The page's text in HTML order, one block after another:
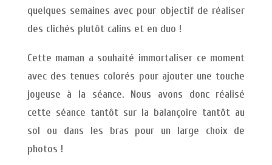
quelques semaines avec pour objectif de réaliser
des clichés plutôt calins et en duo !
Cette maman a souhaité immortaliser ce moment
avec des tenues colorés pour ajouter une touche
joyeuse à la séance. Nous avons donc réalisé
cette séance tantôt sur la balançoire tantôt au
sol ou dans les bras pour un large choix de
photos !